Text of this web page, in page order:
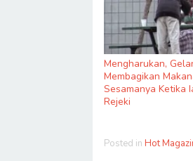
Mengharukan,
Membagikan
Sesamanya Ketika
Rejeki
Posted in Hot